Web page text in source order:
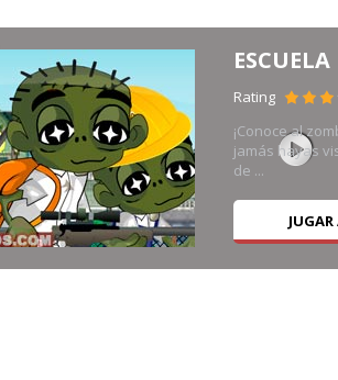
ESCUELA
Rating
¡Conoce al
jamás hayas
de ...